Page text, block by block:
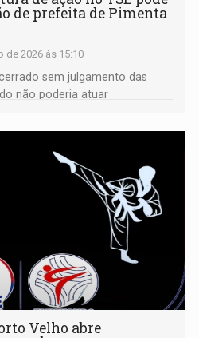
de prefeita de Pimenta
de 2026 às 15:10
sem julgamento das
não poderia atuar
Velho abre